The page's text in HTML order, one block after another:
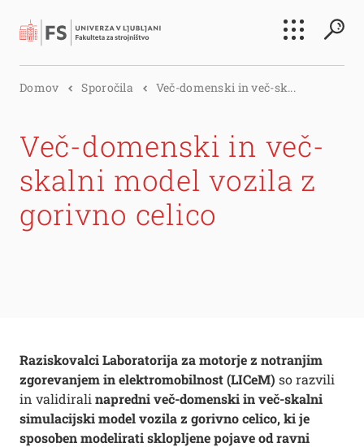
Išči
Domov Sporočila Več-domenski in več-sk...
Več-domenski in več-
skalni model vozila z
gorivno celico
Raziskovalci Laboratorija za motorje z notranjim
zgorevanjem in elektromobilnost (LICeM) so razvili
in validirali napredni več-domenski in več-skalni
simulacijski model vozila z gorivno celico, ki je
sposoben modelirati sklopljene pojave od ravni